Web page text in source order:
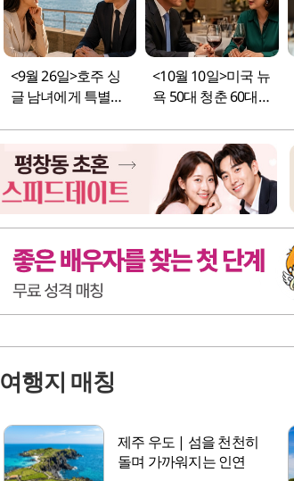
<9월 26일>호주 싱
글 남녀에게 특별한
<10월 10일>미국 뉴
욕 50대 청춘 60대
여행지 매칭
제주 우도 | 섬을 천천히
돌며 가까워지는 인연